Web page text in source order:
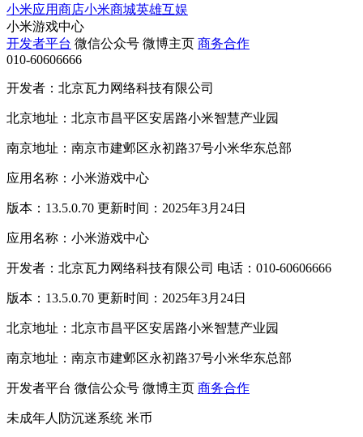
小米应用商店小米商城英雄互娱
小米游戏中心
开发者平台 微信公众号 微博主页 商务合作
010-60606666
开发者：北京瓦力网络科技有限公司
北京地址：北京市昌平区安居路小米智慧产业园
南京地址：南京市建邺区永初路37号小米华东总部
应用名称：小米游戏中心
版本：13.5.0.70 更新时间：2025年3月24日
应用名称：小米游戏中心
开发者：北京瓦力网络科技有限公司 电话：010-60606666
版本：13.5.0.70 更新时间：2025年3月24日
北京地址：北京市昌平区安居路小米智慧产业园
南京地址：南京市建邺区永初路37号小米华东总部
开发者平台 微信公众号 微博主页 商务合作
未成年人防沉迷系统 米币